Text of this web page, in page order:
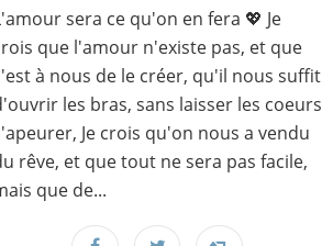
sera ce qu'on en fera 💖 Je
que l'amour n'existe pas, et que
à nous de le créer, qu'il nous suffit
les bras, sans laisser les coeurs
Je crois qu'on nous a vendu
rêve, et que tout ne sera pas facile,
que de...